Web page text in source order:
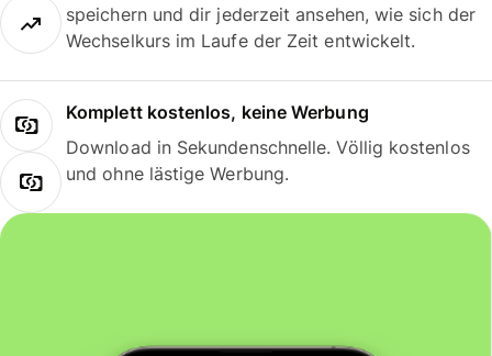
speichern und dir jederzeit ansehen, wie sich der
Wechselkurs im Laufe der Zeit entwickelt.
Komplett kostenlos, keine Werbung
Download in Sekundenschnelle. Völlig kostenlos
und ohne lästige Werbung.